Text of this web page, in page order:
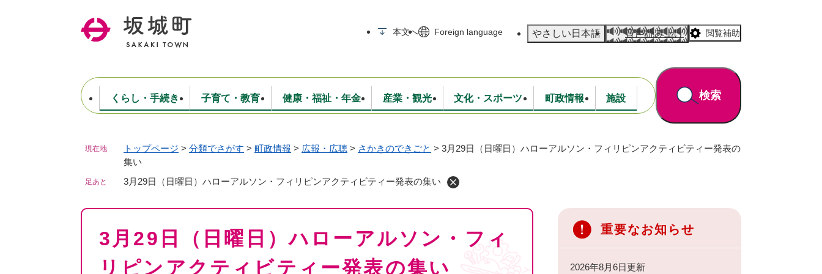
本文へ Foreign language やさしい日本語 音声読み上げ 閲覧補助
くらし・手続き
住民票・戸籍・証明 防災・行政無線 消防・救急 生活環境
道路・公園
税金
子育て・教育
妊娠・出産・子育て 保育 学校・教育
健康・福祉・年金
健康・医療 福祉 保険・年金
産業・観光
商工業 農林業 入札・契約 観光・特産
文化・スポーツ
生涯学習・スポーツ 文化
町政情報
ようこそ町長室へ 坂城町について 統計情報 広報・広聴
財政
人事・採用・職員
施設
公共施設
検索
現在地 トップページ > 分類でさがす > 町政情報 > 広報・広聴 > さかきのできごと > 3月29日（日曜日）ハローアルソン・フィリピンアクティビティー発表の
集い
足あと 3月29日（日曜日）ハローアルソン・フィリピンアクティビティー発表の集い
本
3月29日（日曜日）ハローアルソン・フィ
リピンアクティビティー発表の集い
重要なお知らせ
2026年8月6日更新